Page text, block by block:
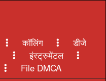
कॉलिंग
डीजे
इंस्ट्रुमेंटल
File DMCA